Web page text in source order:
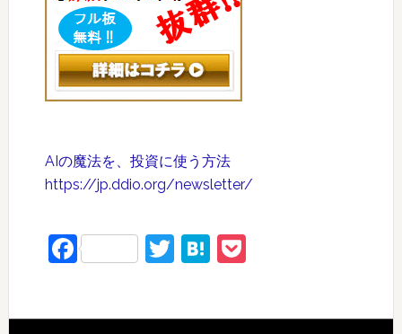
AIの魔法を、投資に使う方法
https://jp.ddio.org/newsletter/
FacebookTwitterHatena
Pocket